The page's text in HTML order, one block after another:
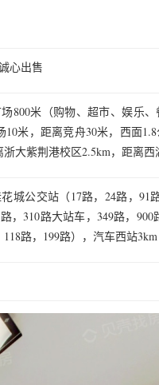
心出售
800米（购物、超市、娱乐
10米，距离竞舟30米，西面
大紫荆港校区2.5km，距离西
城公交站（17路，24路，91
，310路大站车，349路，
路，199路），汽车西站3km